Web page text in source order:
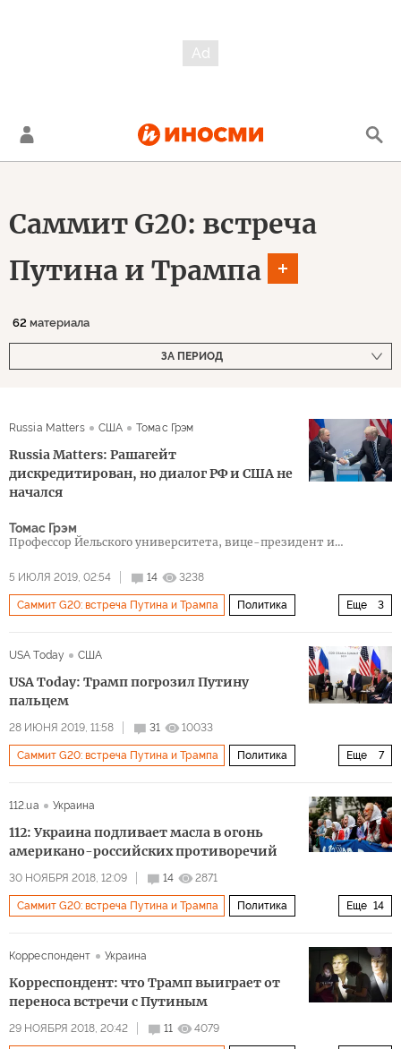
Саммит G20: встреча
Путина и Трампа
62 материала
ЗА ПЕРИОД
Russia Matters США Томас Грэм
Russia Matters: Рашагейт
дискредитирован, но диалог РФ и США не
начался
Томас Грэм
Профессор Йельского университета, вице-президент и
5 ИЮЛЯ 2019, 02:54 14 3238
Еще 3
Саммит G20: встреча Путина и Трампа Политика
USA Today
США
USA Today: Трамп погрозил Путину
пальцем
28 ИЮНЯ 2019, 11:58 31 10033
Еще 7
Саммит G20: встреча Путина и Трампа Политика
Президентская предвыборная гонка 2020 в США
112.ua Украина
112: Украина подливает масла в огонь
американо-российских противоречий
30 НОЯБРЯ 2018, 12:09 14 2871
Еще 14
Саммит G20: встреча Путина и Трампа Политика
Владимир Путин Дональд Трамп
Антон Геращенко G20
Корреспондент Украина
Корреспондент: что Трамп выиграет от
переноса встречи с Путиным
29 НОЯБРЯ 2018, 20:42 11 4079